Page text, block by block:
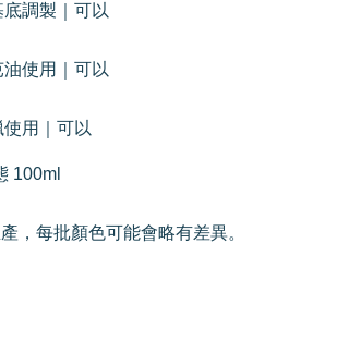
底調製｜可以
油使用｜可以
使用｜可以
100ml
，每批顏色可能會略有差異。